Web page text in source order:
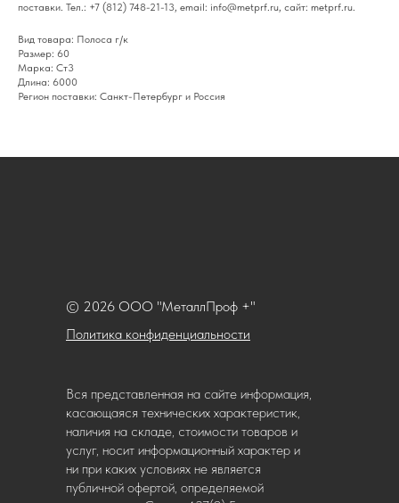
поставки. Тел.: +7 (812) 748-21-13, email: info@metprf.ru, сайт: metprf.ru.
Вид товара: Полоса г/к
Размер: 60
Марка: Ст3
Длина: 6000
Регион поставки: Санкт-Петербург и Россия
Политика конфиденциальности
© 2026 ООО "МеталлПроф +"
Вся представленная на сайте информация,
касающаяся технических характеристик,
наличия на складе, стоимости товаров и
услуг, носит информационный характер и
ни при каких условиях не является
публичной офертой, определяемой